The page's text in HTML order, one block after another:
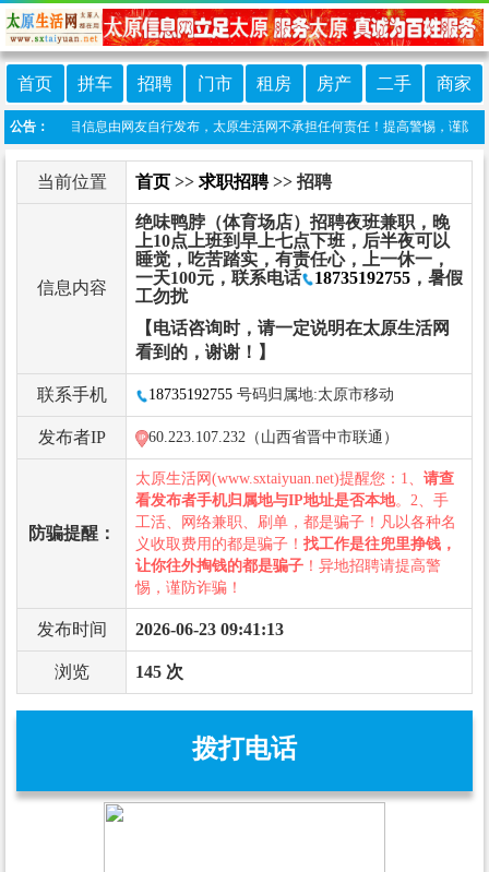
首页 拼车 招聘 门市 租房 房产 二手 商家
公告：
明：本栏目信息由网友自行发布，太原生活网不承担任何责任！提高警惕，谨防诈
当前位置 首页 >> 求职招聘>> 招聘
信息内容
绝味鸭脖（体育场店）招聘夜班兼职，晚
上10点上班到早上七点下班，后半夜可以
睡觉，吃苦踏实，有责任心，上一休一，
一天100元，联系电话
18735192755 ，暑假
工勿扰
【电话咨询时，请一定说明在太原生活网
看到的，谢谢！】
联系手机 18735192755 号码归属地:太原市移动
发布者IP 60.223.107.232（山西省晋中市联通）
防骗提醒：
太原生活网(www.sxtaiyuan.net)提醒您：1、 请查
看发布者手机归属地与IP地址是否本地。2、手
工活、网络兼职、刷单，都是骗子！凡以各种名
义收取费用的都是骗子！ 找工作是往兜里挣钱，
让你往外掏钱的都是骗子 ！异地招聘请提高警
惕，谨防诈骗！
发布时间 2026-06-23 09:41:13
浏览 145 次
拨打电话